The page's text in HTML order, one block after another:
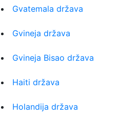
Gvatemala država
Gvineja država
Gvineja Bisao država
Haiti država
Holandija država